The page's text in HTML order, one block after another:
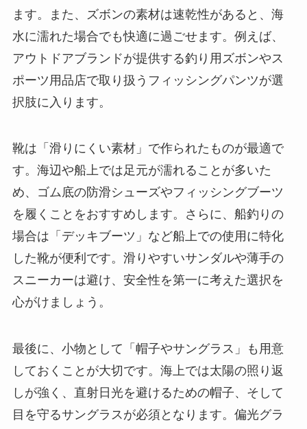
ます。また、ズボンの素材は速乾性があると、海
水に濡れた場合でも快適に過ごせます。例えば、
アウトドアブランドが提供する釣り用ズボンやス
ポーツ用品店で取り扱うフィッシングパンツが選
択肢に入ります。
靴は「滑りにくい素材」で作られたものが最適で
す。海辺や船上では足元が濡れることが多いた
め、ゴム底の防滑シューズやフィッシングブーツ
を履くことをおすすめします。さらに、船釣りの
場合は「デッキブーツ」など船上での使用に特化
した靴が便利です。滑りやすいサンダルや薄手の
スニーカーは避け、安全性を第一に考えた選択を
心がけましょう。
最後に、小物として「帽子やサングラス」も用意
しておくことが大切です。海上では太陽の照り返
しが強く、直射日光を避けるための帽子、そして
目を守るサングラスが必須となります。偏光グラ